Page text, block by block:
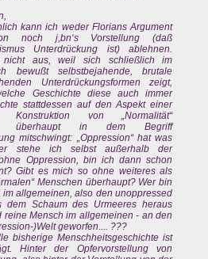
kann ich weder Florians Argument
noch j,bn‘s Vorstellung (daß
Unterdrückung ist) ablehnen.
nicht aus, weil sich schließlich im
bewußt selbstbejahende, brutale
Unterdrückungsformen zeigt,
Geschichte diese auch immer
stattdessen auf den Aspekt einer
Konstruktion von „Normalität“
überhaupt in dem Begriff
mitschwingt: „Oppression“ hat was
stehe ich selbst außerhalb der
Oppression, bin ich dann schon
Gibt es mich so ohne weiteres als
Menschen überhaupt? Wer bin
im allgemeinen, also den unoppressed
dem Schaum des Urmeeres heraus
reine Mensch im allgemeinen - an den
)Welt geworfen.... ???
bisherige Menschheitsgeschichte ist
Hinter der Opfervorstellung von